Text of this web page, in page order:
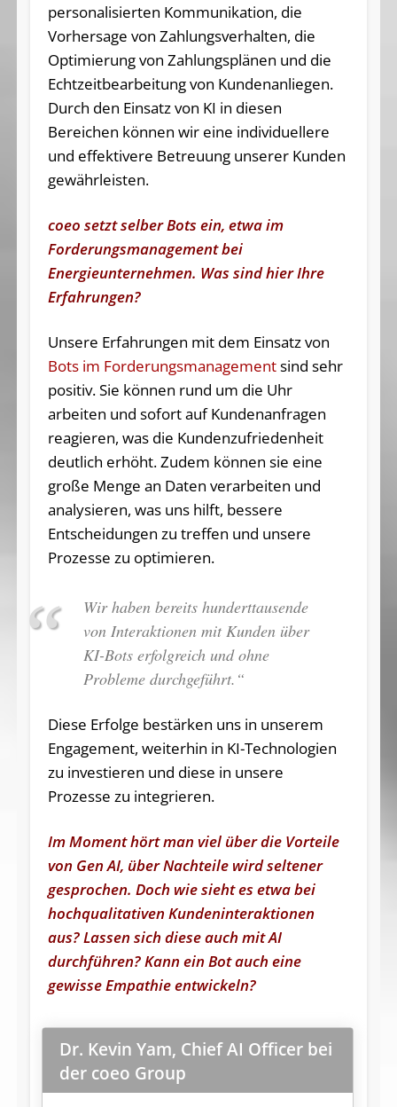
personalisierten Kommunikation, die
Vorhersage von Zahlungsverhalten, die
Optimierung von Zahlungsplänen und die
Echtzeitbearbeitung von Kundenanliegen.
Durch den Einsatz von KI in diesen
Bereichen können wir eine individuellere
und effektivere Betreuung unserer Kunden
gewährleisten.
coeo setzt selber Bots ein, etwa im
Forderungsmanagement bei
Energieunternehmen. Was sind hier Ihre
Erfahrungen?
Unsere Erfahrungen mit dem Einsatz von
Bots im Forderungsmanagementsind sehr
positiv. Sie können rund um die Uhr
arbeiten und sofort auf Kundenanfragen
reagieren, was die Kundenzufriedenheit
deutlich erhöht. Zudem können sie eine
große Menge an Daten verarbeiten und
analysieren, was uns hilft, bessere
Entscheidungen zu treffen und unsere
Prozesse zu optimieren.
Wir haben bereits hunderttausende
von Interaktionen mit Kunden über
KI-Bots erfolgreich und ohne
Probleme durchgeführt.“
Diese Erfolge bestärken uns in unserem
Engagement, weiterhin in KI-Technologien
zu investieren und diese in unsere
Prozesse zu integrieren.
Im Moment hört man viel über die Vorteile
von Gen AI, über Nachteile wird seltener
gesprochen. Doch wie sieht es etwa bei
hochqualitativen Kundeninteraktionen
aus? Lassen sich diese auch mit AI
durchführen? Kann ein Bot auch eine
gewisse Empathie entwickeln?
Dr. Kevin Yam, Chief AI Officer bei
der coeo Group